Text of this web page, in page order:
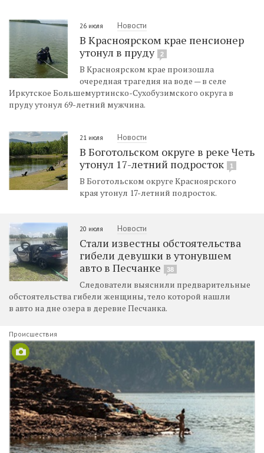
26 июля Новости
В Красноярском крае пенсионер
утонул в пруду
2
В Красноярском крае произошла
очередная трагедия на воде — в селе
Иркутское Большемуртинско-Сухобузимского округа в
пруду утонул 69-летний мужчина.
21 июля Новости
В Боготольском округе в реке Четь
утонул 17-летний подросток
1
В Боготольском округе Красноярского
края утонул 17-летний подросток.
20 июля Новости
Стали известны обстоятельства
гибели девушки в утонувшем
авто в Песчанке
38
Следователи выяснили предварительные
обстоятельства гибели женщины, тело которой нашли
в авто на дне озера в деревне Песчанка.
Происшествия